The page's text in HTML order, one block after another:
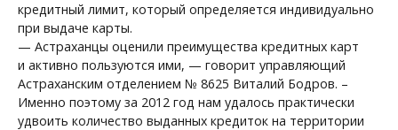
кредитный лимит, который определяется индивидуально
при выдаче карты.
— Астраханцы оценили преимущества кредитных карт
и активно пользуются ими, — говорит управляющий
Астраханским отделением № 8625 Виталий Бодров. –
Именно поэтому за 2012 год нам удалось практически
удвоить количество выданных кредиток на территории